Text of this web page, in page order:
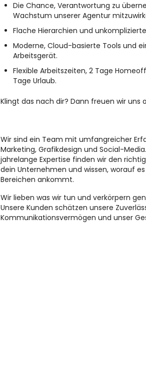
Die Chance, Verantwortung zu
Wachstum unserer Agentur
Flache Hierarchien und
Moderne, Cloud-basierte Tools und
Arbeitsgerät.
Flexible Arbeitszeiten, 2 Tage
Tage Urlaub.
Klingt das nach dir? Dann freuen wir uns
Wir sind ein Team mit umfangreicher
Marketing, Grafikdesign und Social-
jahrelange Expertise finden wir den
dein Unternehmen und wissen, worauf
Bereichen ankommt.
Wir lieben was wir tun und verkörpern
Unsere Kunden schätzen unsere
Kommunikationsvermögen und unser